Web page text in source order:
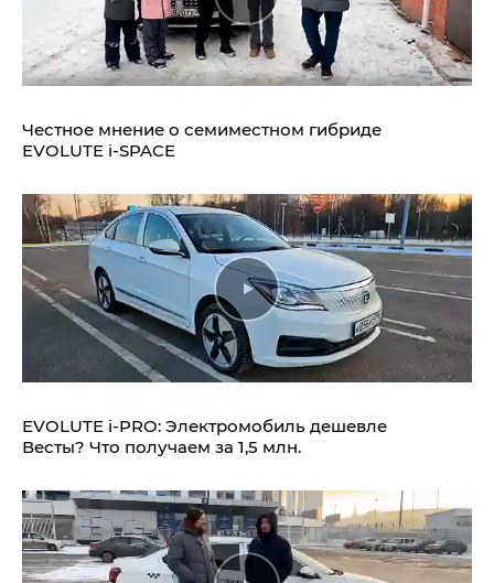
Честное мнение о семиместном гибриде
EVOLUTE i‑SPACE
EVOLUTE i‑PRO: Электромобиль дешевле
Весты? Что получаем за 1,5 млн.